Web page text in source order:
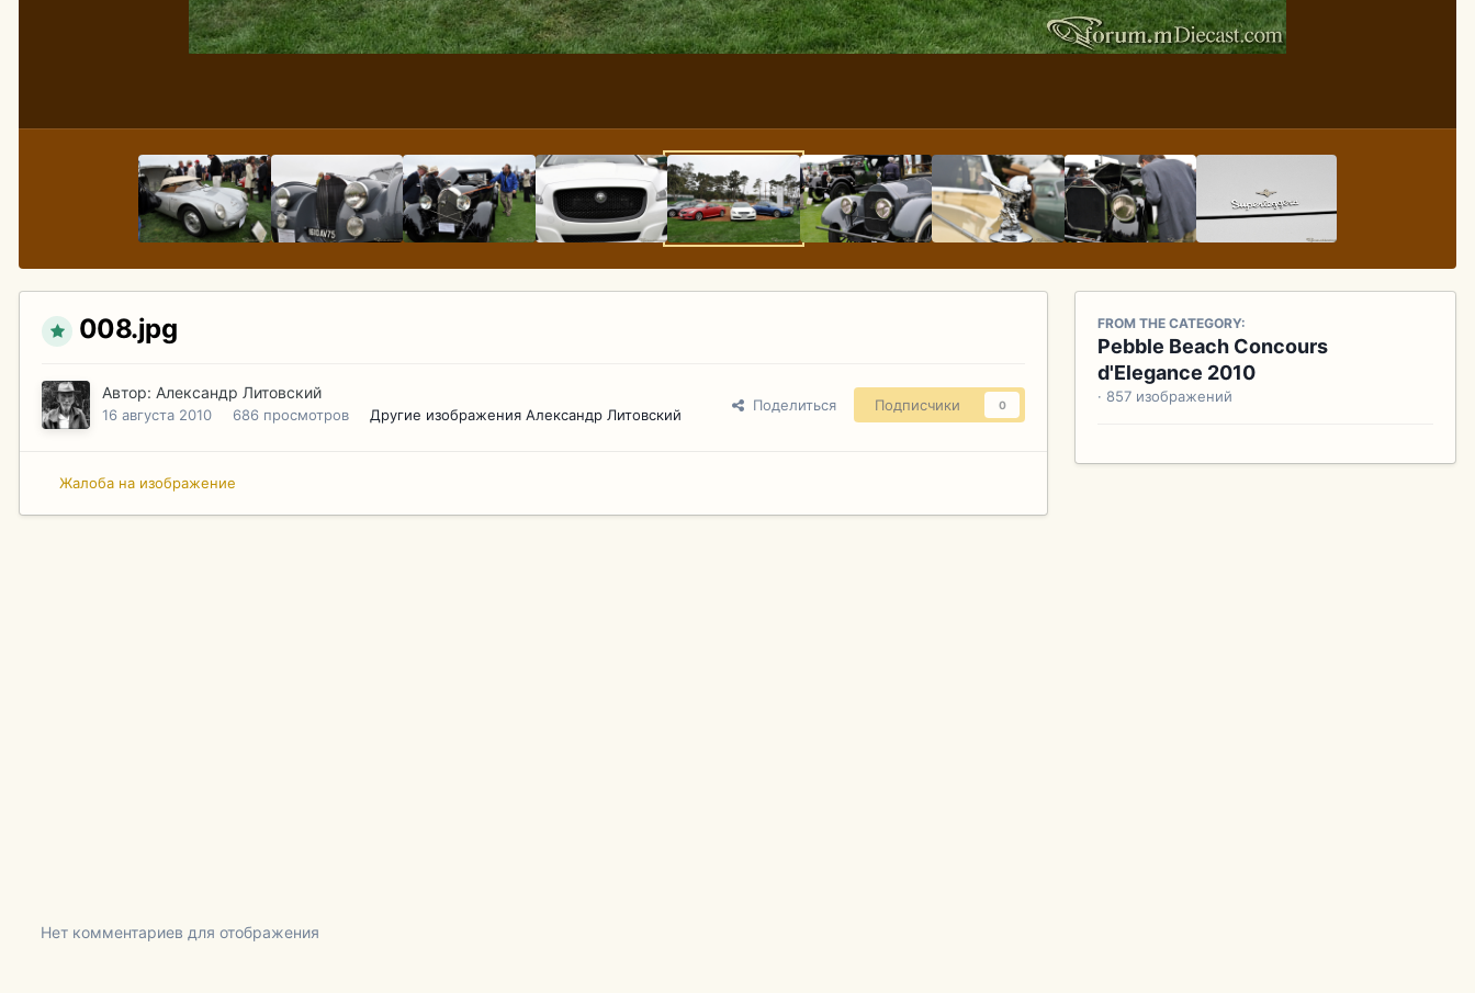
008.jpg
Автор: Александр Литовский
16 августа 2010 686 просмотров Другие изображения Александр Литовский
Поделиться Подписчики 0
Жалоба на изображение
FROM THE CATEGORY:
Pebble Beach Concours
d'Elegance 2010
· 857 изображений
Нет комментариев для отображения